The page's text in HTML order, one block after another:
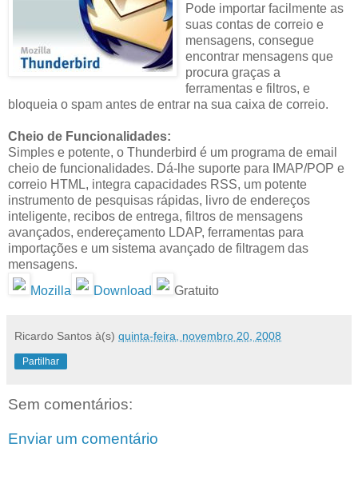
Pode importar facilmente as
suas contas de correio e
mensagens, consegue
encontrar mensagens que
procura graças a
ferramentas e filtros, e
bloqueia o spam antes de entrar na sua caixa de correio.
Cheio de Funcionalidades:
Simples e potente, o Thunderbird é um programa de email
cheio de funcionalidades. Dá-lhe suporte para IMAP/POP e
correio HTML, integra capacidades RSS, um potente
instrumento de pesquisas rápidas, livro de endereços
inteligente, recibos de entrega, filtros de mensagens
avançados, endereçamento LDAP, ferramentas para
importações e um sistema avançado de filtragem das
mensagens.
Mozilla
Download Gratuito
Ricardo Santos à(s) quinta-feira, novembro 20, 2008
Partilhar
Sem comentários:
Enviar um comentário